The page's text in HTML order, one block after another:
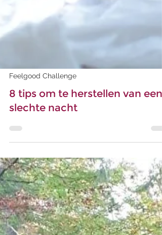
Feelgood Challenge
8 tips om te herstellen van een
slechte nacht